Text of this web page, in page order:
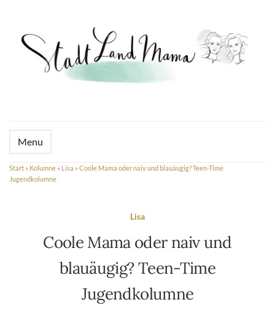
Menu
Start » Kolumne » Lisa » Coole Mama oder naiv und blauäugig? Teen-Time
Jugendkolumne
Lisa
Coole Mama oder naiv und
blauäugig? Teen-Time
Jugendkolumne